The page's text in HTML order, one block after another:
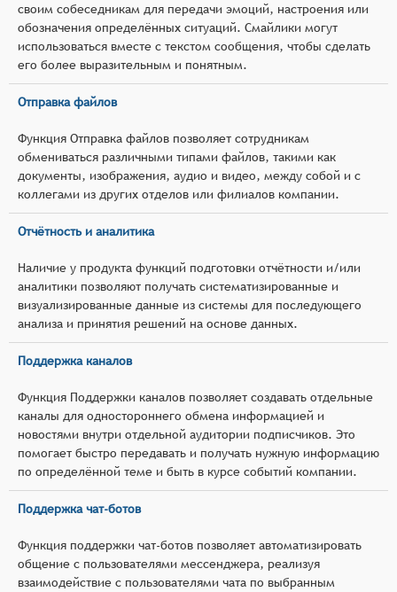
своим собеседникам для передачи эмоций, настроения или
обозначения определённых ситуаций. Смайлики могут
использоваться вместе с текстом сообщения, чтобы сделать
его более выразительным и понятным.
Отправка файлов
Функция Отправка файлов позволяет сотрудникам
обмениваться различными типами файлов, такими как
документы, изображения, аудио и видео, между собой и с
коллегами из других отделов или филиалов компании.
Отчётность и аналитика
Наличие у продукта функций подготовки отчётности и/или
аналитики позволяют получать систематизированные и
визуализированные данные из системы для последующего
анализа и принятия решений на основе данных.
Поддержка каналов
Функция Поддержки каналов позволяет создавать отдельные
каналы для одностороннего обмена информацией и
новостями внутри отдельной аудитории подписчиков. Это
помогает быстро передавать и получать нужную информацию
по определённой теме и быть в курсе событий компании.
Поддержка чат-ботов
Функция поддержки чат-ботов позволяет автоматизировать
общение с пользователями мессенджера, реализуя
взаимодействие с пользователями чата по выбранным